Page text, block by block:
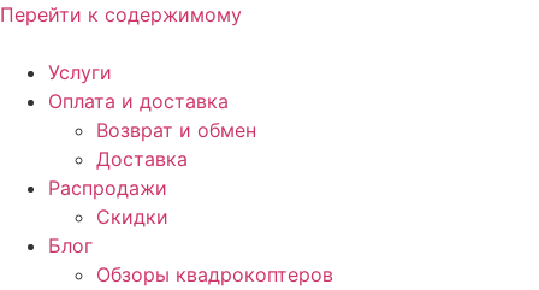
Перейти к содержимому
Услуги
Оплата и доставка
Возврат и обмен
Доставка
Распродажи
Скидки
Блог
Обзоры квадрокоптеров